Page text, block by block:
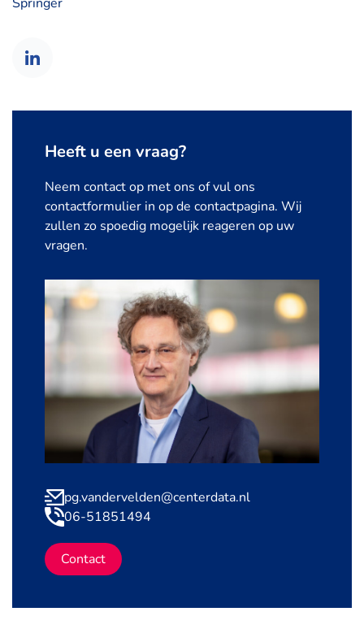
Heeft u een vraag?
Neem contact op met ons of vul ons
contactformulier in op de contactpagina. Wij
zullen zo spoedig mogelijk reageren op uw
vragen.
pg.vandervelden@centerdata.nl
06-51851494
Contact